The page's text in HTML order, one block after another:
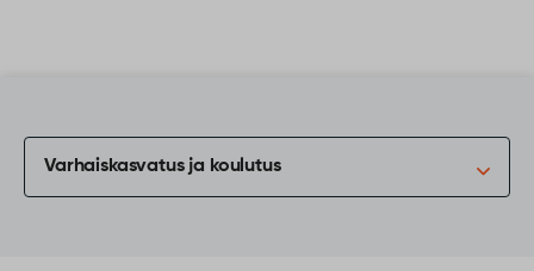
Varhaiskasvatus ja koulutus